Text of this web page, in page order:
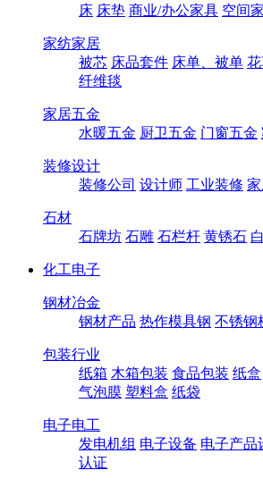
床 床垫 商业/办公家具 空间
家纺家居
被芯 床品套件 床单、被单
纤维毯
家居五金
水暖五金 厨卫五金 门窗五金
装修设计
装修公司 设计师 工业装修
石材
石牌坊 石雕 石栏杆 黄锈石
化工电子
钢材冶金
钢材产品 热作模具钢 不锈钢
包装行业
纸箱 木箱包装 食品包装 纸盒
气泡膜 塑料盒 纸袋
电子电工
发电机组 电子设备 电子产品
认证